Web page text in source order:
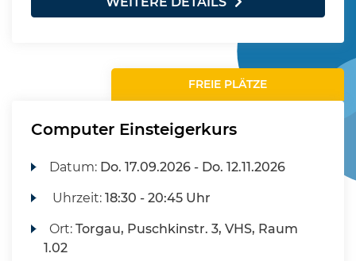
FREIE PLÄTZE
Computer Einsteigerkurs
Datum: Do. 17.09.2026 - Do. 12.11.2026
Uhrzeit:18:30 - 20:45 Uhr
Ort:Torgau, Puschkinstr. 3, VHS, Raum
1.02